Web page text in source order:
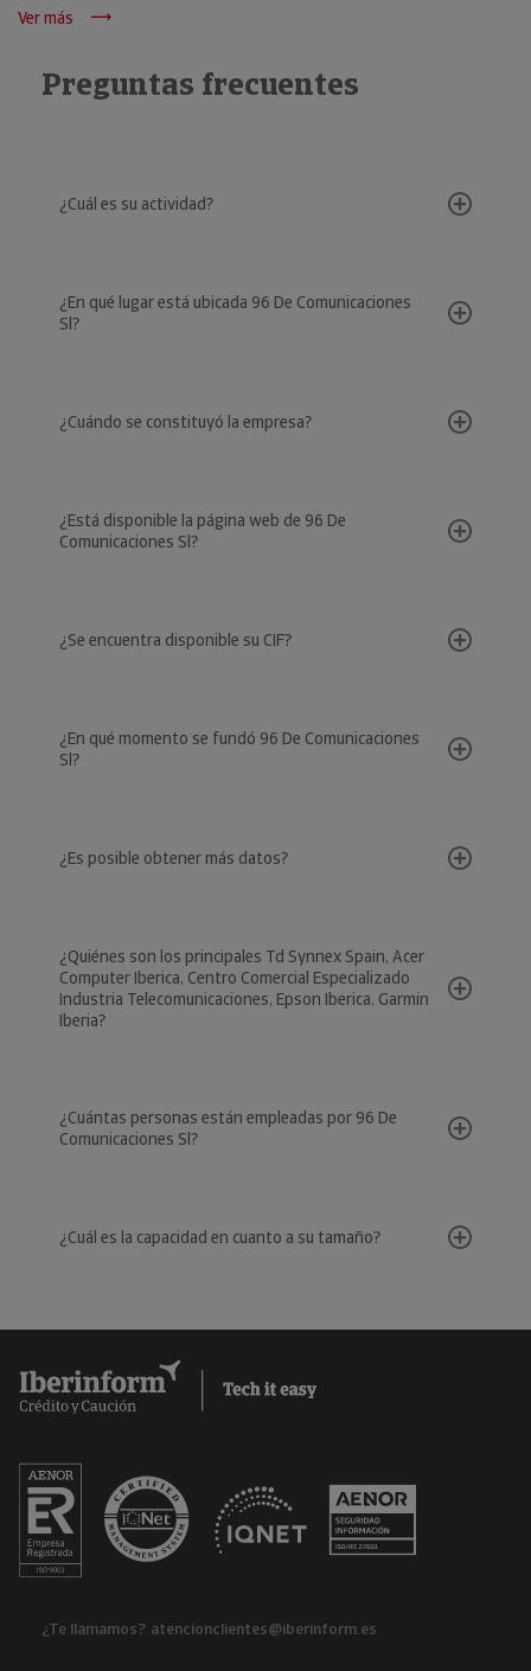
Ver más
Preguntas frecuentes
¿Cuál es su actividad?
¿En qué lugar está ubicada 96 De Comunicaciones
Sl?
¿Cuándo se constituyó la empresa?
¿Está disponible la página web de 96 De
Comunicaciones Sl?
¿Se encuentra disponible su CIF?
¿En qué momento se fundó 96 De Comunicaciones
Sl?
¿Es posible obtener más datos?
¿Quiénes son los principales Td Synnex Spain, Acer
Computer Iberica, Centro Comercial Especializado
Industria Telecomunicaciones, Epson Iberica, Garmin
Iberia?
¿Cuántas personas están empleadas por 96 De
Comunicaciones Sl?
¿Cuál es la capacidad en cuanto a su tamaño?
¿Te llamamos? atencionclientes@iberinform.es